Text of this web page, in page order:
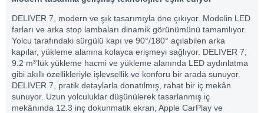
DELIVER 7, modern ve şık tasarımıyla öne çıkıyor. Modelin LED
farları ve arka stop lambaları dinamik görünümünü tamamlıyor.
Yolcu tarafındaki sürgülü kapı ve 90°/180° açılabilen arka
kapılar, yükleme alanına kolayca erişmeyi sağlıyor. DELIVER 7,
9.2 m³’lük yükleme hacmi ve yükleme alanında LED aydınlatma
gibi akıllı özellikleriyle işlevsellik ve konforu bir arada sunuyor.
DELIVER 7, pratik detaylarla donatılmış, rahat bir iç mekân
sunuyor. Uzun yolculuklar düşünülerek tasarlanmış iç
mekânında 12.3 inç dokunmatik ekran, Apple CarPlay ve